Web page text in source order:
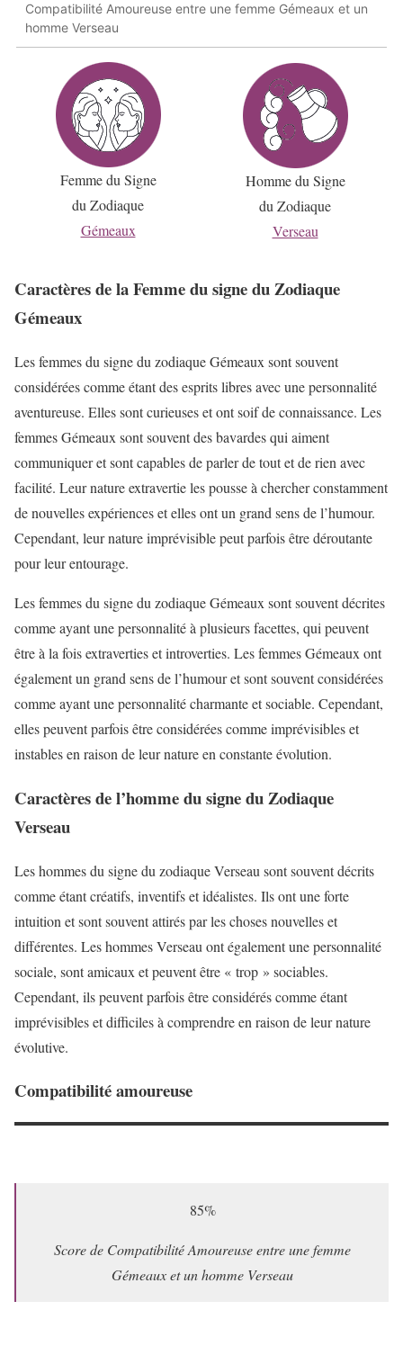
Compatibilité Amoureuse entre une femme Gémeaux et un
homme Verseau
Femme du Signe
du Zodiaque
Gémeaux
Homme du Signe
du Zodiaque
Verseau
Caractères de la Femme du signe du Zodiaque
Gémeaux
Les femmes du signe du zodiaque Gémeaux sont souvent
considérées comme étant des esprits libres avec une personnalité
aventureuse. Elles sont curieuses et ont soif de connaissance. Les
femmes Gémeaux sont souvent des bavardes qui aiment
communiquer et sont capables de parler de tout et de rien avec
facilité. Leur nature extravertie les pousse à chercher constamment
de nouvelles expériences et elles ont un grand sens de l’humour.
Cependant, leur nature imprévisible peut parfois être déroutante
pour leur entourage.
Les femmes du signe du zodiaque Gémeaux sont souvent décrites
comme ayant une personnalité à plusieurs facettes, qui peuvent
être à la fois extraverties et introverties. Les femmes Gémeaux ont
également un grand sens de l’humour et sont souvent considérées
comme ayant une personnalité charmante et sociable. Cependant,
elles peuvent parfois être considérées comme imprévisibles et
instables en raison de leur nature en constante évolution.
Caractères de l’homme du signe du Zodiaque
Verseau
Les hommes du signe du zodiaque Verseau sont souvent décrits
comme étant créatifs, inventifs et idéalistes. Ils ont une forte
intuition et sont souvent attirés par les choses nouvelles et
différentes. Les hommes Verseau ont également une personnalité
sociale, sont amicaux et peuvent être « trop » sociables.
Cependant, ils peuvent parfois être considérés comme étant
imprévisibles et difficiles à comprendre en raison de leur nature
évolutive.
Compatibilité amoureuse
85%
Score de Compatibilité Amoureuse entre une femme
Gémeaux et un homme Verseau